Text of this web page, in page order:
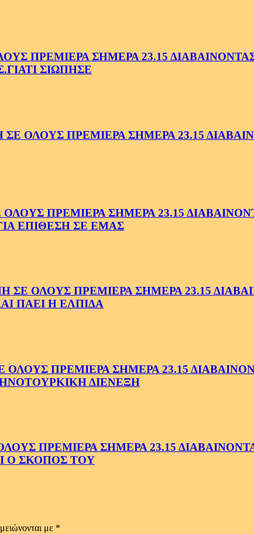
ΠΡΕΜΙΕΡΑ ΣΗΜΕΡΑ 23.15
ΣΙΩΠΗΣΕ
ΟΛΟΥΣ ΠΡΕΜΙΕΡΑ ΣΗΜΕΡΑ 23.15
ΠΡΕΜΙΕΡΑ ΣΗΜΕΡΑ 23.15
ΕΠΙΘΕΣΗ ΣΕ ΕΜΑΣ
ΟΛΟΥΣ ΠΡΕΜΙΕΡΑ ΣΗΜΕΡΑ 23.15
ΠΑΕΙ Η ΕΛΠΙΔΑ
ΠΡΕΜΙΕΡΑ ΣΗΜΕΡΑ 23.15
ΔΙΕΝΕΞΗ
ΠΡΕΜΙΕΡΑ ΣΗΜΕΡΑ 23.15
Ο ΣΚΟΠΟΣ ΤΟΥ
με *